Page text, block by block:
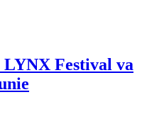
LYNX Festival va